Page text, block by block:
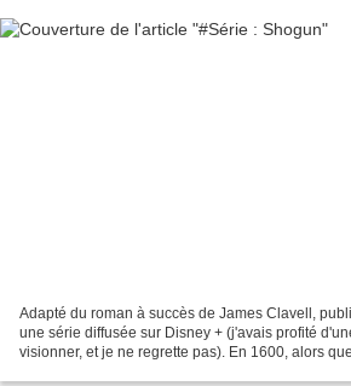
Adapté du roman à succès de James Clavell,
une série diffusée sur Disney + (j'avais profité
visionner, et je ne regrette pas). En 1600, alors